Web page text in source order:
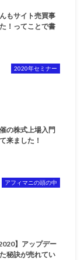
もサイト売買事
！ってことで書
2020年セミナー
の株式上場入門
来ました！
アフィマニの頭の中
】アップデー
秘訣が売れてい